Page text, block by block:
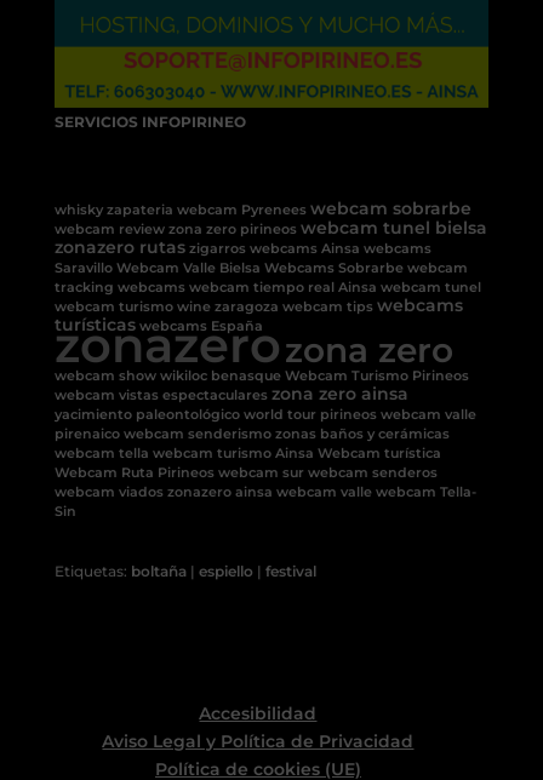
SERVICIOS INFOPIRINEO
whisky zapateria webcam Pyrenees webcam sobrarbe
webcam review zona zero pirineos webcam tunel bielsa
zonazero rutas zigarros webcams Ainsa webcams
Saravillo Webcam Valle Bielsa Webcams Sobrarbe webcam
tracking webcams webcam tiempo real Ainsa webcam tunel
webcam turismo wine zaragoza webcam tips webcams
turísticas webcams España
zonazerozona zero
webcam show wikiloc benasque Webcam Turismo Pirineos
webcam vistas espectaculares zona zero ainsa
yacimiento paleontológico world tour pirineos webcam valle
pirenaico webcam senderismo zonas baños y cerámicas
webcam tella webcam turismo Ainsa Webcam turística
Webcam Ruta Pirineos webcam sur webcam senderos
webcam viados zonazero ainsa webcam valle webcam Tella-
Sin
Etiquetas: boltaña| espiello | festival
Accesibilidad
Aviso Legal y Política de Privacidad
Política de cookies (UE)